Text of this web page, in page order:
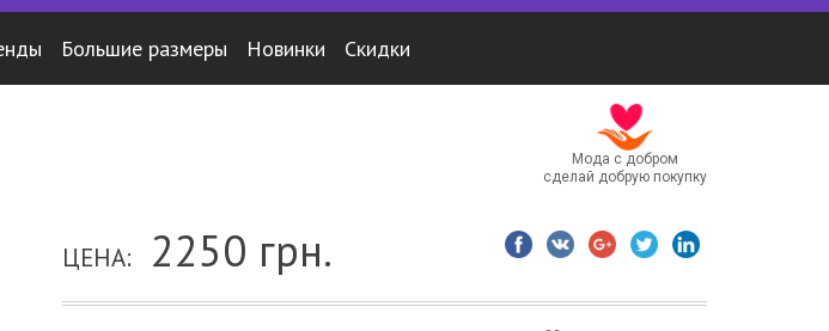
Большие размеры Новинки Скидки
Мода с добром
сделай добрую покупку
ЦЕНА: 2250 грн.